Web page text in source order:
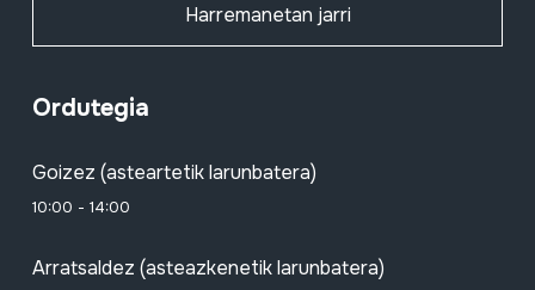
Harremanetan jarri
Ordutegia
Goizez (asteartetik larunbatera)
10:00 - 14:00
Arratsaldez (asteazkenetik larunbatera)